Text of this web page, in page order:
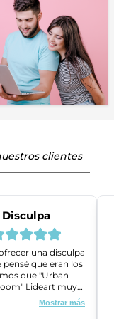
clientes
Disculpa
una disculpa
pensé que eran los
que "Urban
Lideart muy
me ayudaron a
un problema que
Mostrar más